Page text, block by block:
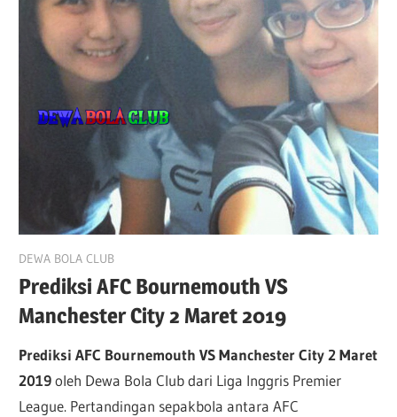
February 26, 2019
DEWA BOLA CLUB
Prediksi AFC Bournemouth VS
Manchester City 2 Maret 2019
Prediksi AFC Bournemouth VS Manchester City 2 Maret
2019oleh Dewa Bola Club dari Liga Inggris Premier
League. Pertandingan sepakbola antara AFC